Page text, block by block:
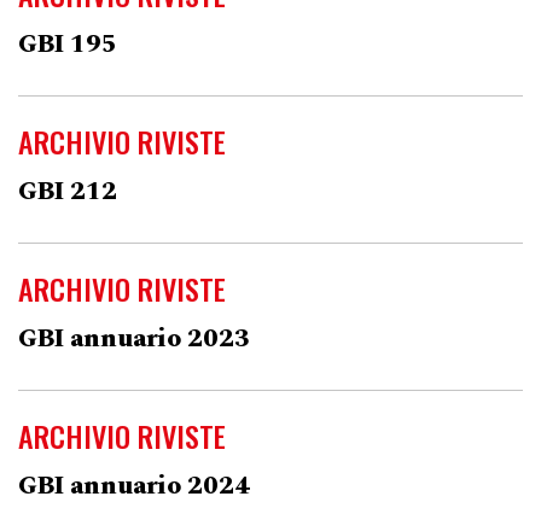
GBI 195
ARCHIVIO RIVISTE
GBI 212
ARCHIVIO RIVISTE
GBI annuario 2023
ARCHIVIO RIVISTE
GBI annuario 2024